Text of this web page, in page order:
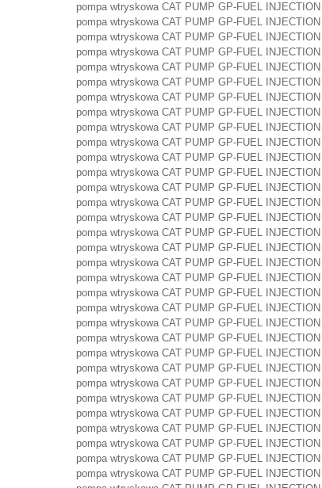
pompa wtryskowa CAT PUMP GP-FUEL
pompa wtryskowa CAT PUMP GP-FUEL
pompa wtryskowa CAT PUMP GP-FUEL
pompa wtryskowa CAT PUMP GP-FUEL
pompa wtryskowa CAT PUMP GP-FUEL
pompa wtryskowa CAT PUMP GP-FUEL
pompa wtryskowa CAT PUMP GP-FUEL
pompa wtryskowa CAT PUMP GP-FUEL
pompa wtryskowa CAT PUMP GP-FUEL
pompa wtryskowa CAT PUMP GP-FUEL
pompa wtryskowa CAT PUMP GP-FUEL
pompa wtryskowa CAT PUMP GP-FUEL
pompa wtryskowa CAT PUMP GP-FUEL
pompa wtryskowa CAT PUMP GP-FUEL
pompa wtryskowa CAT PUMP GP-FUEL
pompa wtryskowa CAT PUMP GP-FUEL
pompa wtryskowa CAT PUMP GP-FUEL
pompa wtryskowa CAT PUMP GP-FUEL
pompa wtryskowa CAT PUMP GP-FUEL
pompa wtryskowa CAT PUMP GP-FUEL
pompa wtryskowa CAT PUMP GP-FUEL
pompa wtryskowa CAT PUMP GP-FUEL
pompa wtryskowa CAT PUMP GP-FUEL
pompa wtryskowa CAT PUMP GP-FUEL
pompa wtryskowa CAT PUMP GP-FUEL
pompa wtryskowa CAT PUMP GP-FUEL
pompa wtryskowa CAT PUMP GP-FUEL
pompa wtryskowa CAT PUMP GP-FUEL
pompa wtryskowa CAT PUMP GP-FUEL
pompa wtryskowa CAT PUMP GP-FUEL
pompa wtryskowa CAT PUMP GP-FUEL
pompa wtryskowa CAT PUMP GP-FUEL